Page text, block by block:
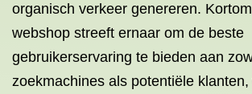
organisch verkeer genereren.
webshop streeft ernaar om de beste
gebruikerservaring te bieden aan
zoekmachines als potentiële